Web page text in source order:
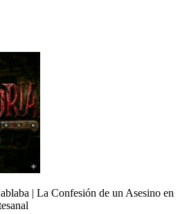
| La Confesión de un Asesino en